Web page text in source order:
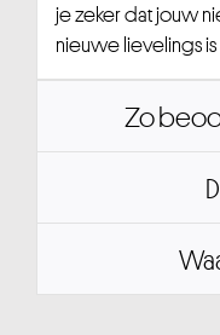
je zeker dat jouw
nieuwe lievelings is
Zo